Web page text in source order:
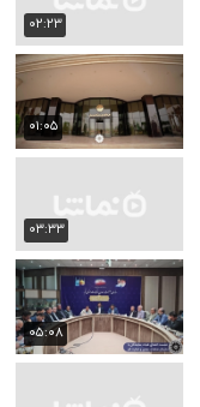
۰۲:۲۳
۰۱:۰۵
۰۳:۳۳
۰۵:۰۸